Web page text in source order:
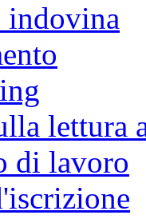
indovina
lettura
di lavoro